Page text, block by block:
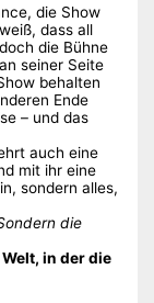
die Show
dass all
die Bühne
seiner Seite
behalten
Ende
– und das
auch eine
mit ihr eine
sondern alles,
die
in der die